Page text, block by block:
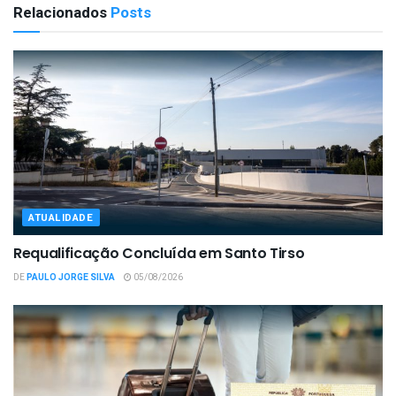
Relacionados Posts
ATUALIDADE
Requalificação Concluída em Santo Tirso
DEPAULO JORGE SILVA 05/08/2026